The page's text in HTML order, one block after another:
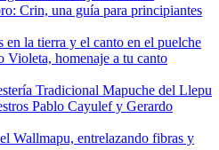
Crin, una guía para principiantes
en la tierra y el canto en el puelche
Violeta, homenaje a tu canto
Tradicional Mapuche del Llepu
Pablo Cayulef y Gerardo
Wallmapu, entrelazando fibras y